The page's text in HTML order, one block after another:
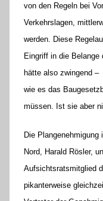
von den Regeln bei
Verkehrslagen,
werden. Diese
Eingriff in die
hätte also zwingend –
wie es das
müssen. Ist sie aber
Die
Nord, Harald Rösler,
Aufsichtsratsmitglied
pikanterweise